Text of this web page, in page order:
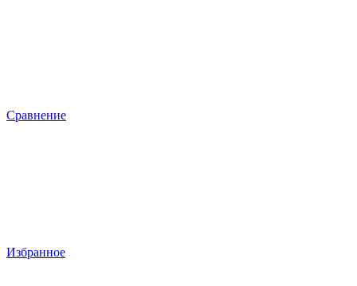
Сравнение
Избранное